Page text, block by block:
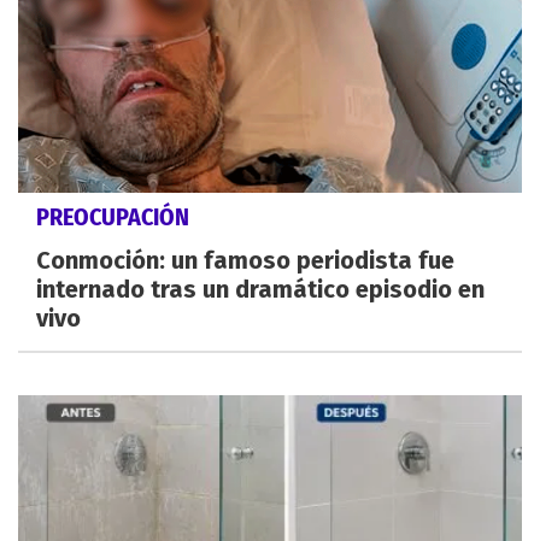
PREOCUPACIÓN
Conmoción: un famoso periodista fue
internado tras un dramático episodio en
vivo